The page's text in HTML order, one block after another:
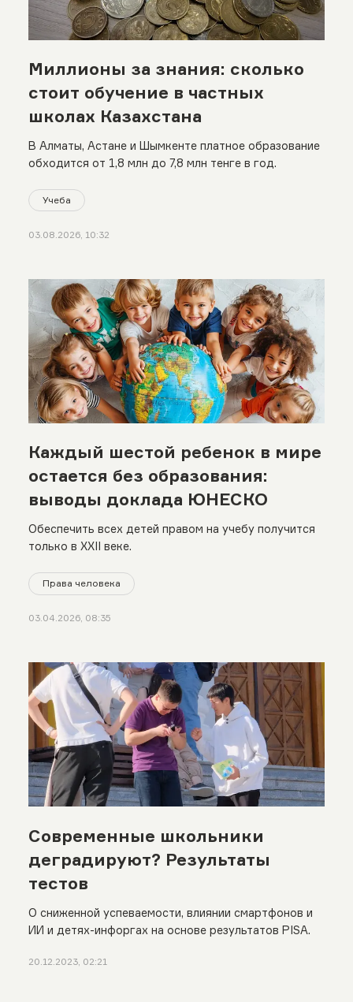
Миллионы за знания: сколько
стоит обучение в частных
школах Казахстана
В Алматы, Астане и Шымкенте платное образование
обходится от 1,8 млн до 7,8 млн тенге в год.
Учеба
03.08.2026, 10:32
Каждый шестой ребенок в мире
остается без образования:
выводы доклада ЮНЕСКО
Обеспечить всех детей правом на учебу получится
только в XXII веке.
Права человека
03.04.2026, 08:35
Современные школьники
деградируют? Результаты
тестов
О сниженной успеваемости, влиянии смартфонов и
ИИ и детях-инфоргах на основе результатов PISA.
20.12.2023, 02:21